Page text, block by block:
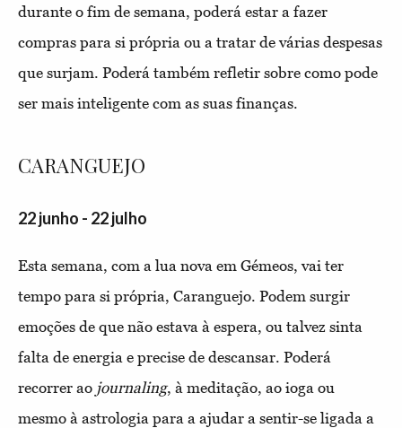
durante o fim de semana, poderá estar a fazer
compras para si própria ou a tratar de várias despesas
que surjam. Poderá também refletir sobre como pode
ser mais inteligente com as suas finanças.
CARANGUEJO
22 junho - 22 julho
Esta semana, com a lua nova em Gémeos, vai ter
tempo para si própria, Caranguejo. Podem surgir
emoções de que não estava à espera, ou talvez sinta
falta de energia e precise de descansar. Poderá
recorrer ao journaling, à meditação, ao ioga ou
mesmo à astrologia para a ajudar a sentir-se ligada a